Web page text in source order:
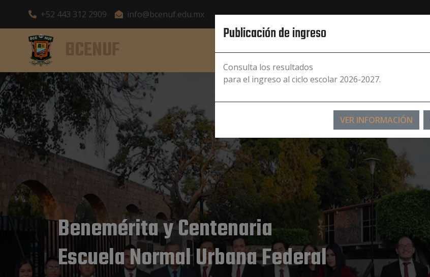
+52 443 312 2909 info@bcenuf.edu.mx
INICIO NOSOTROS OFERTA EDUCATIVA
Federal
Publicación de ingreso
Consulta los resultados
para el ingreso al ciclo escolar 2026-2027.
VER INFORMACIÓN